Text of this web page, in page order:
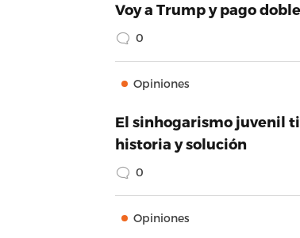
Voy a Trump y pago doble
0
Opiniones
El sinhogarismo juvenil
historia y solución
0
Opiniones